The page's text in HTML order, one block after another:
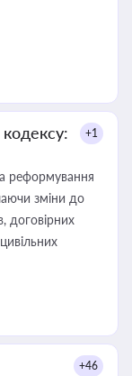
+1
реформування
зміни до
договірних
+46